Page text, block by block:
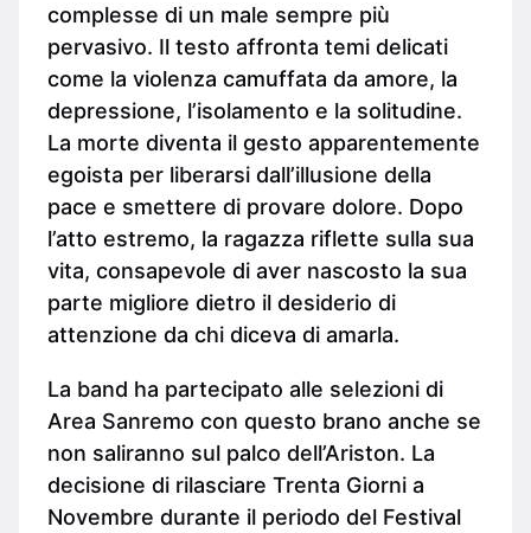
complesse di un male sempre più
pervasivo. Il testo affronta temi delicati
come la violenza camuffata da amore, la
depressione, l’isolamento e la solitudine.
La morte diventa il gesto apparentemente
egoista per liberarsi dall’illusione della
pace e smettere di provare dolore. Dopo
l’atto estremo, la ragazza riflette sulla sua
vita, consapevole di aver nascosto la sua
parte migliore dietro il desiderio di
attenzione da chi diceva di amarla.
La band ha partecipato alle selezioni di
Area Sanremo con questo brano anche se
non saliranno sul palco dell’Ariston. La
decisione di rilasciare Trenta Giorni a
Novembre durante il periodo del Festival